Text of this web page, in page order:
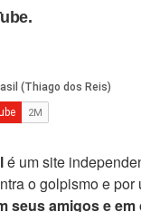
é um site
o golpismo e por
seus amigos e